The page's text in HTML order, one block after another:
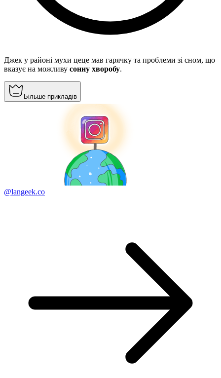
Джек у районі мухи цеце мав гарячку та проблеми зі сном, що
вказує на можливу сонну хворобу.
Більше прикладів
@langeek.co